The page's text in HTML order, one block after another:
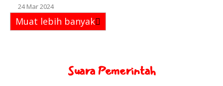
24 Mar 2024
Muat lebih banyak
Suara Pemerintah